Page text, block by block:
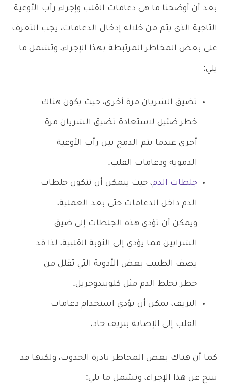
بعد أن أوضحنا ما هي دعامات القلب وإجراء رأب الأوعية
التاجية الذي يتم من خلاله إدخال الدعامات، يجب التعرف
على بعض المخاطر المرتبطة بهذا الإجراء، وتشمل ما
يلي:
تضيق الشريان مرة أخرى، حيث يكون هناك
خطر ضئيل لاستعادة تضيق الشريان مرة
أخرى عندما يتم الدمج بين رأب الأوعية
الدموية ودعامات القلب.
جلطات الدم، حيث يتمكن أن تتكون جلطات
الدم داخل الدعامات حتى بعد العملية،
ويمكن أن تؤدي هذه الجلطات إلى ضيق
الشرايين مما يؤدي إلى النوبة القلبية، لذا قد
يصف الطبيب بعض الأدوية التي تقلل من
خطر تجلط الدم مثل كلوبيدوجريل.
النزيف، يمكن أن يؤدي استخدام دعامات
القلب إلى الإصابة بنزيف حاد.
كما أن هناك بعض المخاطر نادرة الحدوث، ولكنها قد
تنتج عن هذا الإجراء، وتشمل ما يلي: